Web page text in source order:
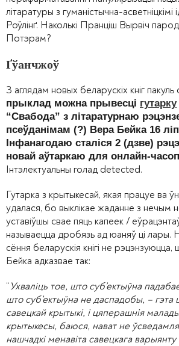
літаратуры з гуманістычна-
Роўлінґ. Наколькі Пранціш Вырвіч
Потэрам?
Ґўанчжоў
З аглядам новых беларускіх кніг пакуль
прыклад можна прывесці гутарку
“Свабода” з літаратурнаю
псеўданімам (?) Вера Бейка 16
Інфанагодаю сталіся 2 (дзве)
новай аўтаркаю для онлайн-
Інтэлектуальны голад detected.
Гутарка з крытыкесай, якая працуе ва
удалася, бо выклікае жаданне з нечым
уставіўшы свае пяць капеек /
называецца дробязь ад юаняў ці лары.
сёння беларускія кнігі не
Бейка адказвае так:
“Ухваліць тое, што суб’ектыўна
што суб’ектыўна не даспадобы, – гэта
савецкай крытыкі, і цяперашнія
крытыкесы, баюся, нават не
нашчадкі менавіта савецкага варыянту